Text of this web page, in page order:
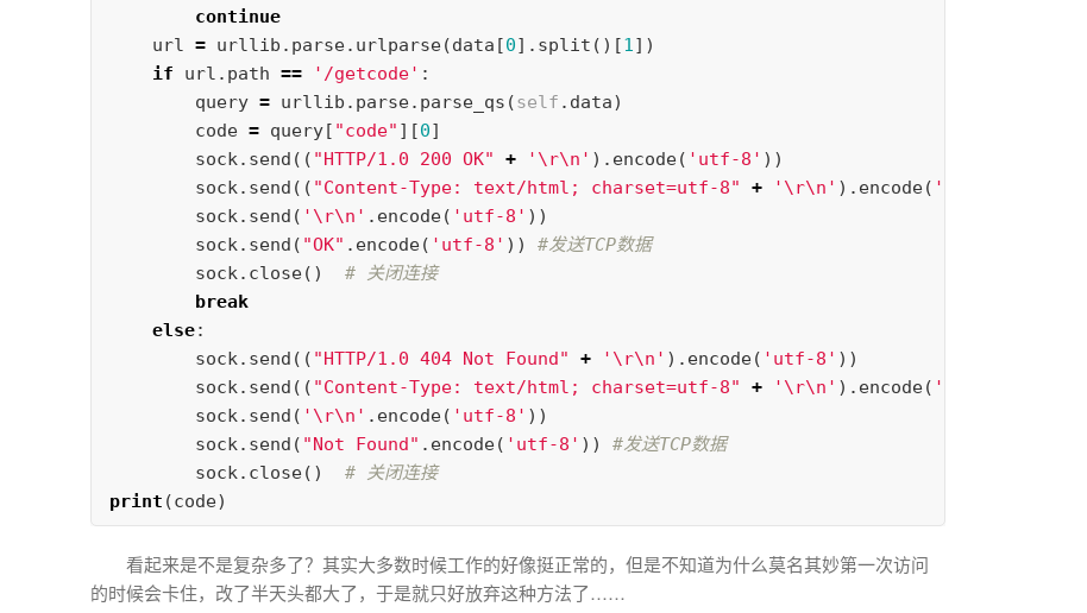
continue
url = urllib . parse. urlparse(data [0]. split ()[1])
if
url . path == '/getcode' :
query = urllib . parse. parse_qs (self . data)
code = query[ "code" ][0]
sock. send (( "HTTP/1.0 200 OK" + ' \r\n ' ). encode( 'utf-8' ))
sock. send (( "Content-Type: text/html; charset=utf-8" + ' \r\n ' ). encode( 'utf-8'
sock. send ( ' \r\n ' . encode( 'utf-8' ))
sock. send ( "OK" . encode( 'utf-8' ))
#发送TCP数据
sock. close()
# 关闭连接
break
else:
sock. send (( "HTTP/1.0 404 Not Found" + ' \r\n ' ). encode( 'utf-8' ))
sock. send (( "Content-Type: text/html; charset=utf-8" + ' \r\n ' ). encode( 'utf-8'
sock. send ( ' \r\n ' . encode( 'utf-8' ))
sock. send ( "Not Found" . encode( 'utf-8' ))
#发送TCP数据
sock. close()
# 关闭连接
print (code)
看起来是不是复杂多了？其实大多数时候工作的好像挺正常的，但是不知道为什么莫名其妙第一次访问
的时候会卡住，改了半天头都大了，于是就只好放弃这种方法了……